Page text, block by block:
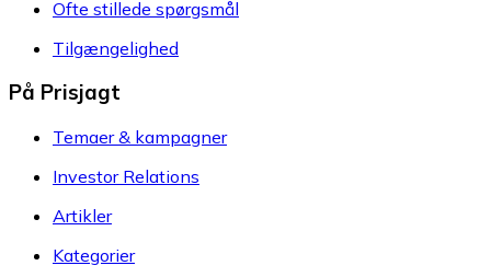
Ofte stillede spørgsmål
Tilgængelighed
På Prisjagt
Temaer & kampagner
Investor Relations
Artikler
Kategorier